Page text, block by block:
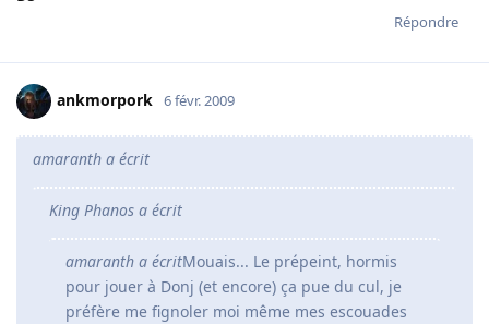
Répondre
ankmorpork 6 févr. 2009
amaranth a écrit
King Phanos a écrit
amaranth a écritMouais... Le prépeint, hormis
pour jouer à Donj (et encore) ça pue du cul, je
préfère me fignoler moi même mes escouades